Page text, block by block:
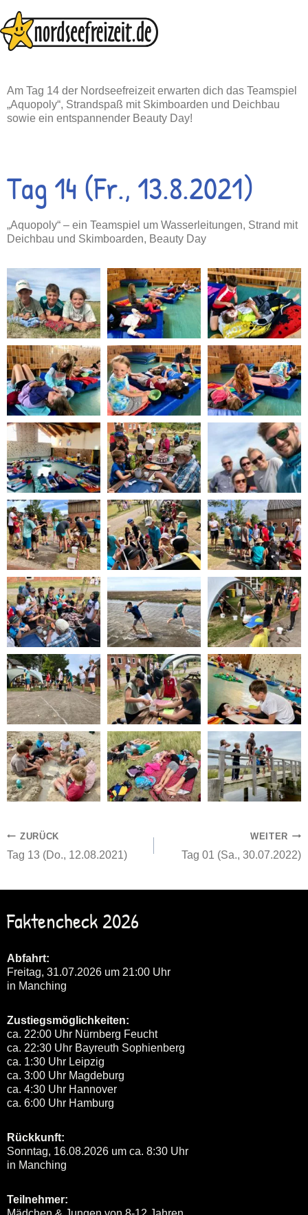
Inhalt
springen
Am Tag 14 der Nordseefreizeit erwarten dich das Teamspiel
„Aquopoly“, Strandspaß mit Skimboarden und Deichbau
sowie ein entspannender Beauty Day!
Tag 14 (Fr., 13.8.2021)
„Aquopoly“ – ein Teamspiel um Wasserleitungen, Strand mit
Deichbau und Skimboarden, Beauty Day
Beitragsnavigation
ZURÜCK
Tag 13 (Do., 12.08.2021)
WEITER
Tag 01 (Sa., 30.07.2022)
Faktencheck 2026
Abfahrt:
Freitag, 31.07.2026 um 21:00 Uhr
in Manching
Zustiegsmöglichkeiten:
ca. 22:00 Uhr Nürnberg Feucht
ca. 22:30 Uhr Bayreuth Sophienberg
ca. 1:30 Uhr Leipzig
ca. 3:00 Uhr Magdeburg
ca. 4:30 Uhr Hannover
ca. 6:00 Uhr Hamburg
Rückkunft:
Sonntag, 16.08.2026 um ca. 8:30 Uhr
in Manching
Teilnehmer: